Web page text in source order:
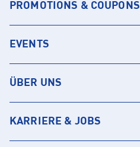
PROMOTIONS & COUPONS
EVENTS
ÜBER UNS
KARRIERE & JOBS